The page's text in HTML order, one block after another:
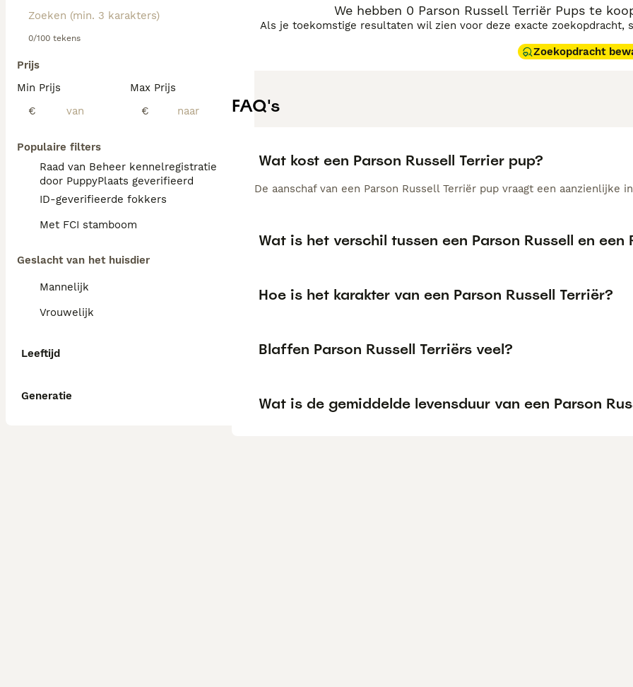
0/100 tekens
Prijs
Min Prijs
€
Max Prijs
€
Populaire filters
Raad van Beheer kennelregistratie
door PuppyPlaats geverifieerd
ID-geverifieerde fokkers
Met FCI stamboom
Geslacht van het huisdier
Mannelijk
Vrouwelijk
Leeftijd
Generatie
We hebben 0 Parson Russell Terriër Pups te
Als je toekomstige resultaten wil zien voor deze exacte zoekopdracht,
Zoekopdracht
FAQ's
Wat kost een Parson Russell Terrier pup?
De aanschaf van een Parson Russell Terriër pup vraagt een
Wat is het verschil tussen een Parson Russell en een
Hoe is het karakter van een Parson Russell Terriër?
Blaffen Parson Russell Terriërs veel?
Wat is de gemiddelde levensduur van een Parson